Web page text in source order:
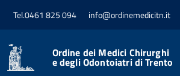
Tel.0461 825 094 info@ordinemedicitn.it
Ordine dei Medici Chirurghi
e degli Odontoiatri di Trento